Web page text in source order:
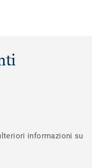
informazioni su